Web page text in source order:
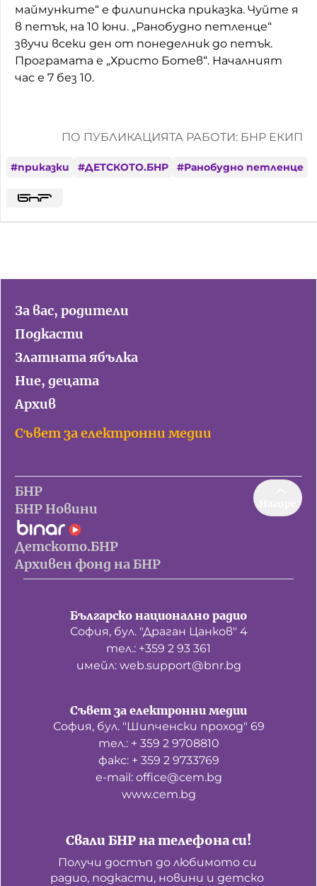
До ре ми
маймунките“ е филипинска приказка. Чуйте я
в петък, на 10 юни. „Ранобудно петленце“
звучи всеки ден от понеделник до петък.
Програмата е „Христо Ботев“. Началният
час е 7 без 10.
ПО ПУБЛИКАЦИЯТА РАБОТИ: БНР ЕКИП
#приказки #ДЕТСКОТО.БНР #Ранобудно петленце
За вас, родители
Подкасти
Златната ябълка
Ние, децата
Архив
Съвет за електронни медии
БНР
БНР Новини
Детското.БНР
Архивен фонд на БНР
Българско национално радио
София, бул. "Драган Цанков" 4
тел.: +359 2 93 361
имейл: web.support@bnr.bg
Свали БНР на телефона си!
Получи достъп до любимото си
радио, подкасти, новини и детско
Съвет за електронни медии
София, бул. "Шипченски проход" 69
тел.: + 359 2 9708810
факс: + 359 2 9733769
е-mail: office@cem.bg
www.cem.bg